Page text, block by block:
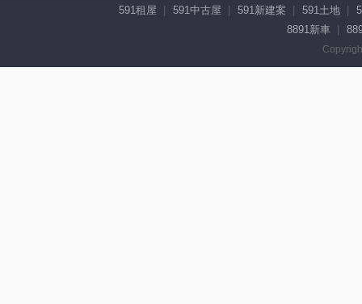
591租屋 591中古屋 591新建案 591土地
8891新車